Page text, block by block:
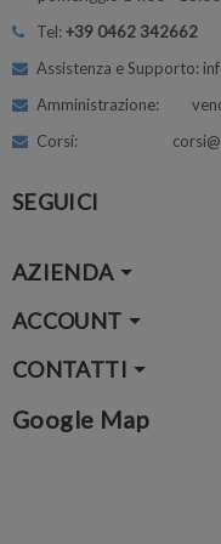
Tel:+39 0462 342662
Assistenza e Supporto:
Amministrazione:
Corsi:
SEGUICI
AZIENDA
ACCOUNT
CONTATTI
Google Map